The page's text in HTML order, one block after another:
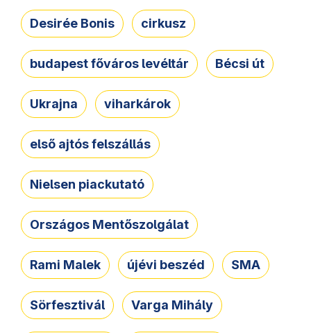
Desirée Bonis cirkusz
budapest főváros levéltár Bécsi út
Ukrajna viharkárok
első ajtós felszállás
Nielsen piackutató
Országos Mentőszolgálat
Rami Malek újévi beszéd SMA
Sörfesztivál Varga Mihály